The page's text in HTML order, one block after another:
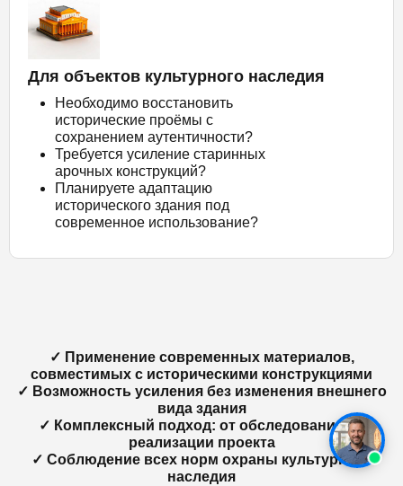
Для объектов культурного наследия
Необходимо восстановить
исторические проёмы с
сохранением аутентичности?
Требуется усиление старинных
арочных конструкций?
Планируете адаптацию
исторического здания под
современное использование?
✓ Применение современных материалов,
совместимых с историческими конструкциями
✓ Возможность усиления без изменения внешнего
вида здания
✓ Комплексный подход: от обследования до
реализации проекта
✓ Соблюдение всех норм охраны культурного
наследия